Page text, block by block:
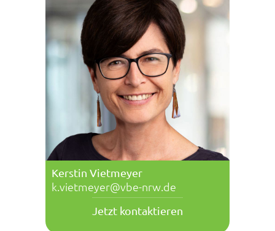
Kerstin Vietmeyer
k.vietmeyer@vbe-nrw.de
Jetzt kontaktieren